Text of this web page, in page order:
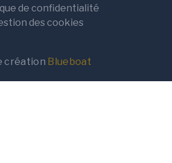
de confidentialité
des cookies
création Blueboat